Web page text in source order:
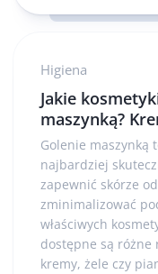
Higiena
Jakie
maszynką?
Golenie maszynką
najbardziej
zapewnić skórze
zminimalizować
właściwych
dostępne są różne
kremy, żele czy